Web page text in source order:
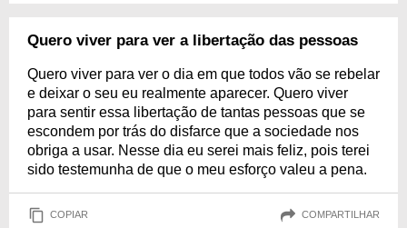
Quero viver para ver a libertação das pessoas
Quero viver para ver o dia em que todos vão se rebelar
e deixar o seu eu realmente aparecer. Quero viver
para sentir essa libertação de tantas pessoas que se
escondem por trás do disfarce que a sociedade nos
obriga a usar. Nesse dia eu serei mais feliz, pois terei
sido testemunha de que o meu esforço valeu a pena.
COPIAR COMPARTILHAR